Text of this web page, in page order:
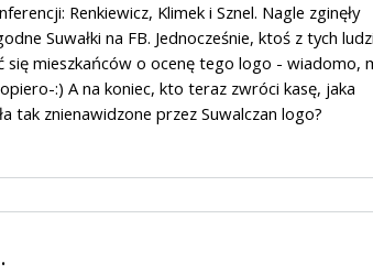
Renkiewicz, Klimek i Sznel. Nagle zginęły
Suwałki na FB. Jednocześnie, ktoś z tych
się mieszkańców o ocenę tego logo - wiadomo,
:) A na koniec, kto teraz zwróci kasę, jaka
tak znienawidzone przez Suwalczan logo?